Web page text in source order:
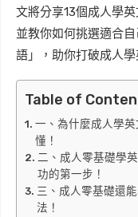
文將分享13個成人學
並教你如何挑選適合
語」，助你打破成人學
Table of
一、為什麼成人學
懂！
二、成人零基礎學
功的第一步！
三、成人零基礎還
法！